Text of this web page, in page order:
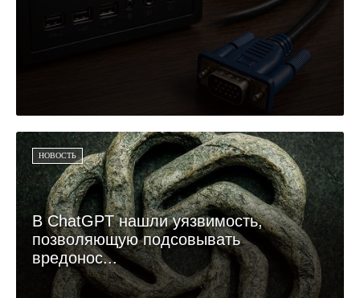
НОВОСТЬ
В ChatGPT нашли уязвимость,
позволяющую подсовывать
вредонос...